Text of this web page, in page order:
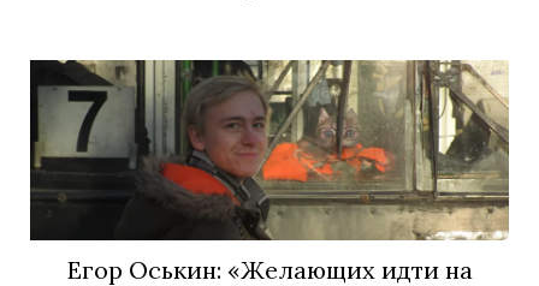
Егор Оськин: «Желающих идти на